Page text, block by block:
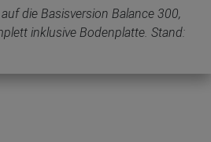
die Basisversion Balance 300,
inklusive Bodenplatte. Stand: